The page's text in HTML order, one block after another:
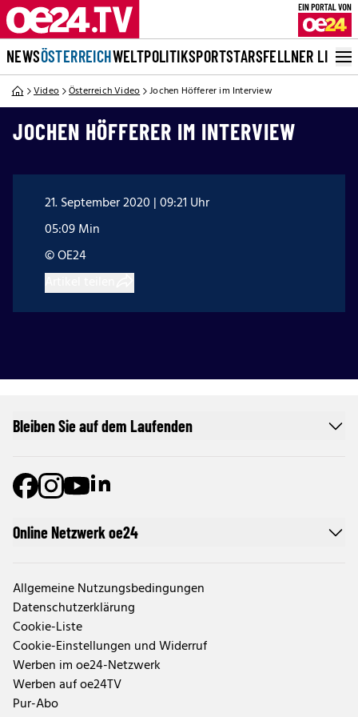
NEWSÖSTERREICHWELTPOLITIKSPORTSTARSFELLNER LIVE
Video Österreich Video Jochen Höfferer im Interview
JOCHEN HÖFFERER IM INTERVIEW
21. September 2020 | 09:21 Uhr
05:09 Min
© OE24
Online Netzwerk oe24
Allgemeine Nutzungsbedingungen
Datenschutzerklärung
Cookie-Liste
Cookie-Einstellungen und Widerruf
Werben im oe24-Netzwerk
Werben auf oe24TV
Pur-Abo
Bleiben Sie auf dem Laufenden